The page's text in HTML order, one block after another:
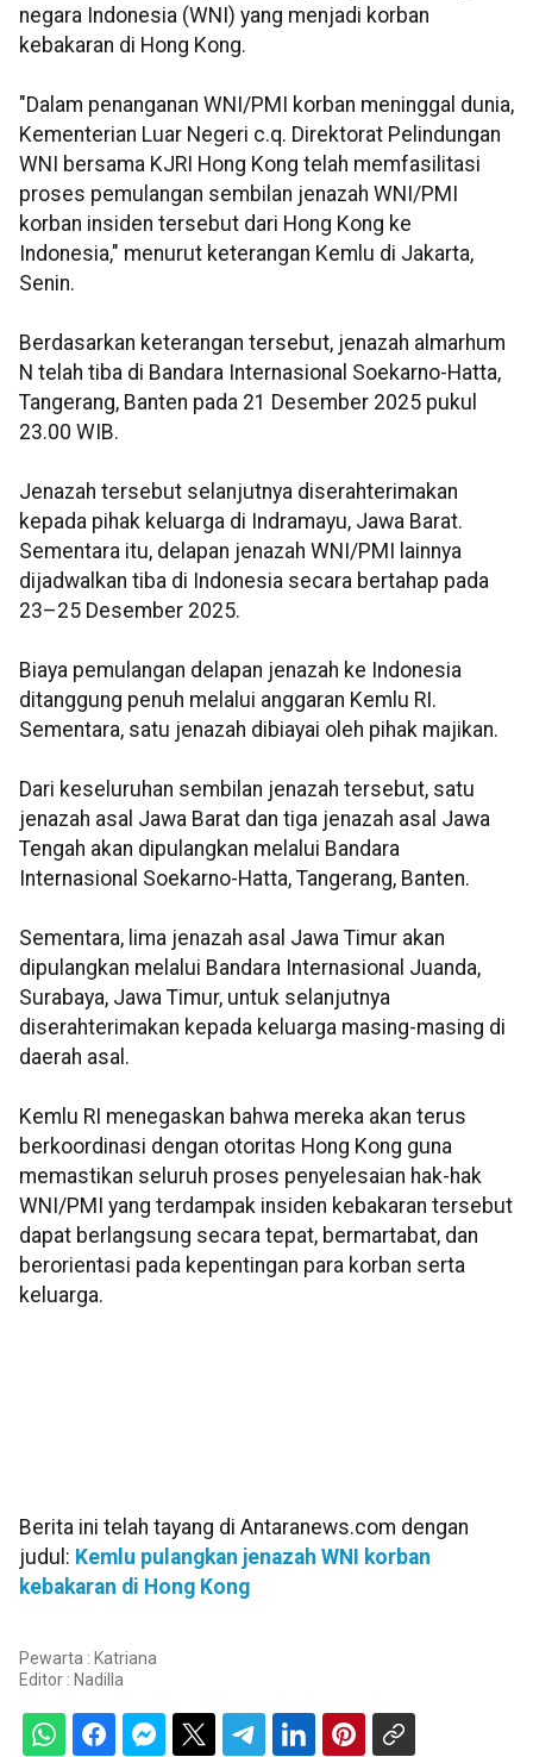
negara Indonesia (WNI) yang menjadi korban
kebakaran di Hong Kong.
"Dalam penanganan WNI/PMI korban meninggal dunia,
Kementerian Luar Negeri c.q. Direktorat Pelindungan
WNI bersama KJRI Hong Kong telah memfasilitasi
proses pemulangan sembilan jenazah WNI/PMI
korban insiden tersebut dari Hong Kong ke
Indonesia," menurut keterangan Kemlu di Jakarta,
Senin.
Berdasarkan keterangan tersebut, jenazah almarhum
N telah tiba di Bandara Internasional Soekarno-Hatta,
Tangerang, Banten pada 21 Desember 2025 pukul
23.00 WIB.
Jenazah tersebut selanjutnya diserahterimakan
kepada pihak keluarga di Indramayu, Jawa Barat.
Sementara itu, delapan jenazah WNI/PMI lainnya
dijadwalkan tiba di Indonesia secara bertahap pada
23–25 Desember 2025.
Biaya pemulangan delapan jenazah ke Indonesia
ditanggung penuh melalui anggaran Kemlu RI.
Sementara, satu jenazah dibiayai oleh pihak majikan.
Dari keseluruhan sembilan jenazah tersebut, satu
jenazah asal Jawa Barat dan tiga jenazah asal Jawa
Tengah akan dipulangkan melalui Bandara
Internasional Soekarno-Hatta, Tangerang, Banten.
Sementara, lima jenazah asal Jawa Timur akan
dipulangkan melalui Bandara Internasional Juanda,
Surabaya, Jawa Timur, untuk selanjutnya
diserahterimakan kepada keluarga masing-masing di
daerah asal.
Kemlu RI menegaskan bahwa mereka akan terus
berkoordinasi dengan otoritas Hong Kong guna
memastikan seluruh proses penyelesaian hak-hak
WNI/PMI yang terdampak insiden kebakaran tersebut
dapat berlangsung secara tepat, bermartabat, dan
berorientasi pada kepentingan para korban serta
keluarga.
Berita ini telah tayang di Antaranews.com dengan
judul: Kemlu pulangkan jenazah WNI korban
kebakaran di Hong Kong
Pewarta : Katriana
Editor : Nadilla